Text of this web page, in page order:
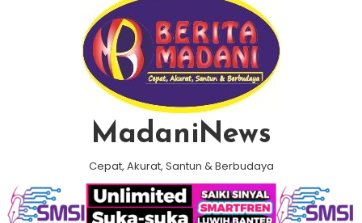
MadaniNews
Cepat, Akurat, Santun & Berbudaya